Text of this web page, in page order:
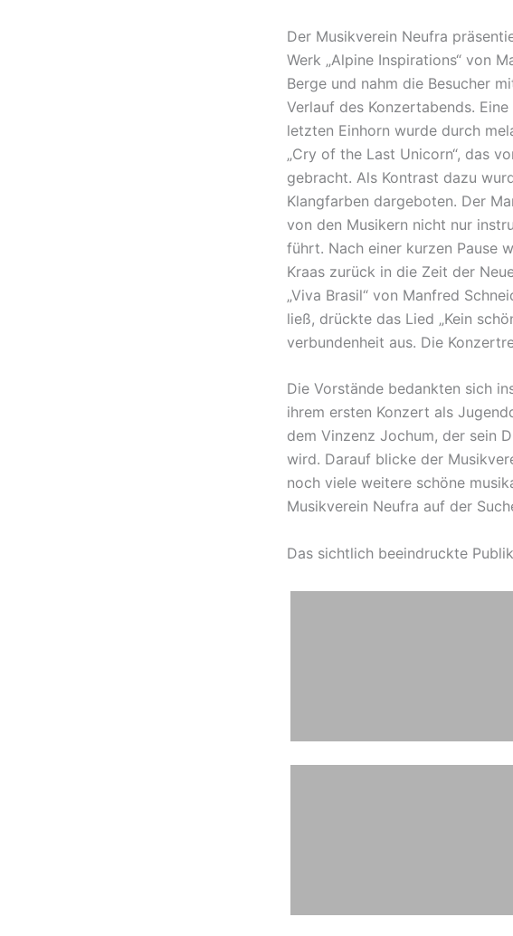
Der Musik­ver­ein Neuf­ra
Werk „Alpi­ne Inspi­ra­ti­ons“ von
Berge und nahm die Besu­cher
Verlauf des Konzert­abends.
letz­ten Einhorn wurde durch
„Cry of the Last Unicorn“, das
gebracht. Als Kontrast dazu
Klang­far­ben darge­bo­ten. Der
von den Musi­kern nicht nur
führt. Nach einer kurzen Pause
Kraas zurück in die Zeit der
„Viva Brasil“ von Manfred
ließ, drück­te das Lied „Kein
ver­bun­den­heit aus. Die
Die Vorstän­de bedank­ten sich
ihrem ersten Konzert als
dem Vinzenz Jochum, der sein
wird. Darauf blicke der
noch viele weite­re schö­ne
Musik­ver­ein Neuf­ra auf der
Das sicht­lich beein­druck­te